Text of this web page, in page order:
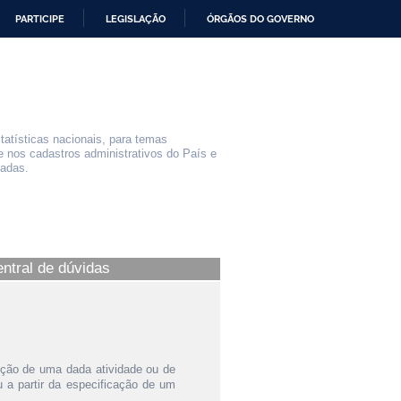
PARTICIPE LEGISLAÇÃO ÓRGÃOS DO GOVERNO
nacionais, para temas
cadastros administrativos do País e
de dúvidas
de uma dada atividade ou de
a partir da especificação de um